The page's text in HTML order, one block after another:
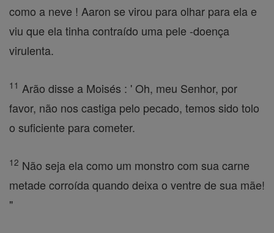
como a neve ! Aaron se virou para olhar para ela e
viu que ela tinha contraído uma pele -doença
virulenta.
11 Arão disse a Moisés : ' Oh, meu Senhor, por
favor, não nos castiga pelo pecado, temos sido tolo
o suficiente para cometer.
12 Não seja ela como um monstro com sua carne
metade corroída quando deixa o ventre de sua mãe!
"